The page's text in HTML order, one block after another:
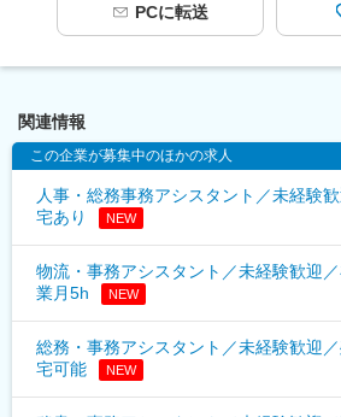
PCに転送
関連情報
この企業が募集中のほかの求人
人事・総務事務アシスタント／未経験
宅あり
NEW
物流・事務アシスタント／未経験歓迎
業月5h
NEW
総務・事務アシスタント／未経験歓迎
宅可能
NEW